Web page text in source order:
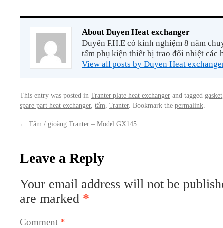
About Duyen Heat exchanger
Duyên P.H.E có kinh nghiệm 8 năm
tấm phụ kiện thiết bị trao đổi nhiệt các
View all posts by Duyen Heat
This entry was posted in Tranter plate heat exchanger and tagged gasket
spare part heat exchanger, tấm, Tranter. Bookmark the permalink.
← Tấm / gioăng Tranter – Model GX145
Leave a Reply
Your email address will not be
are marked *
Comment *